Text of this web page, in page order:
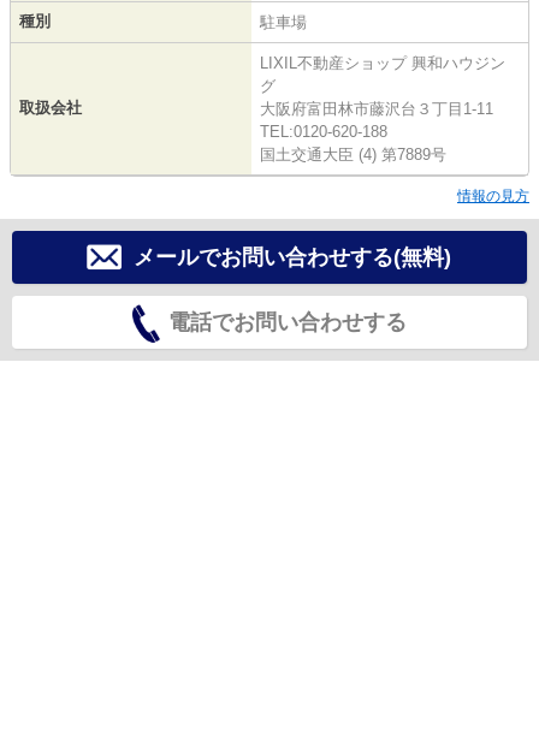
種別 駐車場
取扱会社
LIXIL不動産ショップ 興和ハウジン
グ
大阪府富田林市藤沢台３丁目1-11
TEL:0120-620-188
国土交通大臣 (4) 第7889号
情報の見方
メールでお問い合わせする(無料)
電話でお問い合わせする